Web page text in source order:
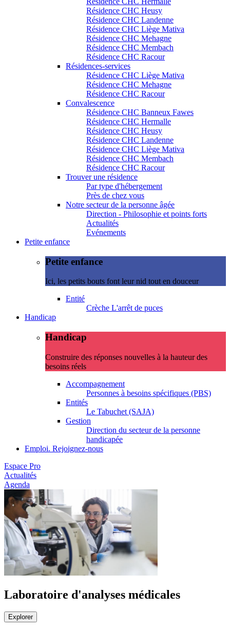
Résidence CHC Heusy
Résidence CHC Landenne
Résidence CHC Liège Mativa
Résidence CHC Mehagne
Résidence CHC Membach
Résidence CHC Racour
Résidences-services
Résidence CHC Liège Mativa
Résidence CHC Mehagne
Résidence CHC Racour
Convalescence
Résidence CHC Banneux Fawes
Résidence CHC Hermalle
Résidence CHC Heusy
Résidence CHC Landenne
Résidence CHC Liège Mativa
Résidence CHC Membach
Résidence CHC Racour
Trouver une résidence
Par type d'hébergement
Près de chez vous
Notre secteur de la personne âgée
Direction - Philosophie et points forts
Actualités
Evénements
Petite enfance
Petite enfance
Ici, les petits bouts font leur nid tout en douceur
Entité
Crèche L'arrêt de puces
Handicap
Handicap
Construire des réponses nouvelles à la hauteur des
besoins réels
Accompagnement
Personnes à besoins spécifiques (PBS)
Entités
Le Tabuchet (SAJA)
Gestion
Direction du secteur de la personne
handicapée
Emploi. Rejoignez-nous
Espace Pro
Actualités
Agenda
Laboratoire d'analyses médicales
Explorer